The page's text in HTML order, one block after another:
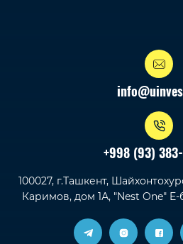
+998 (93)
100027, г.Ташкент,
Каримов, дом 1А, "Nest One"